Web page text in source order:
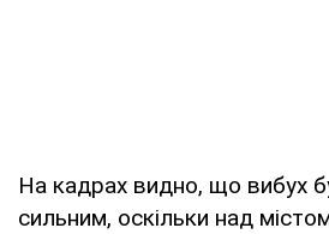
На кадрах видно, що вибух
сильним, оскільки над